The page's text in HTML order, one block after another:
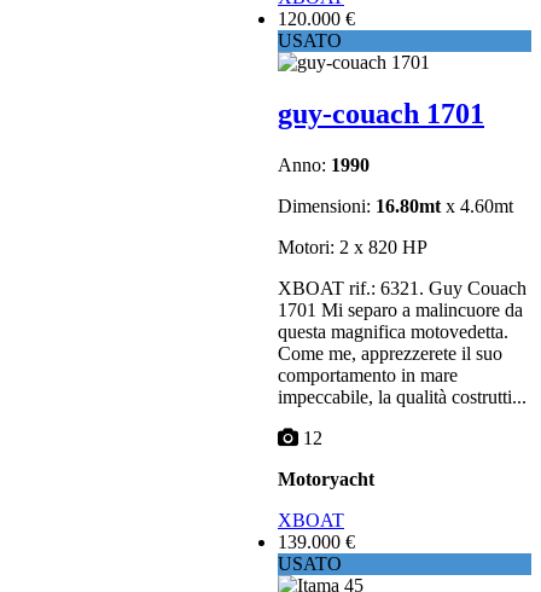
120.000 €
USATO
guy-couach 1701
Anno: 1990
Dimensioni: 16.80mt x 4.60mt
Motori: 2 x 820 HP
XBOAT rif.: 6321. Guy Couach
1701 Mi separo a malincuore da
questa magnifica motovedetta.
Come me, apprezzerete il suo
comportamento in mare
impeccabile, la qualità costrutti...
12
Motoryacht
XBOAT
139.000 €
USATO